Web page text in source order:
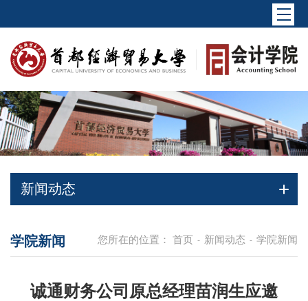
新闻动态
您所在的位置： 首页 - 新闻动态 - 学院新闻
学院新闻
诚通财务公司原总经理苗润生应邀